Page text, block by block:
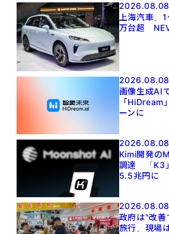
2026.08.08
上海汽車、
万台超
2026.08.08
画像生成AI
「
ーンに
2026.08.08
Kimi開発の
調達 「K3
5.5兆円に
2026.08.08
政府は"改
旅行、現場